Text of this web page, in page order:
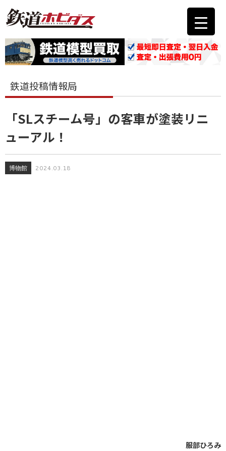
鉄道投稿情報局
「SLスチーム号」の客車が塗装リニ
ューアル！
博物館 2024.03.18
服部ひろみ